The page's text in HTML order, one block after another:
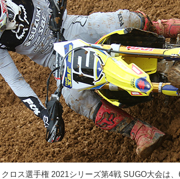
ロス選手権 2021シリーズ第4戦 SUGO大会は